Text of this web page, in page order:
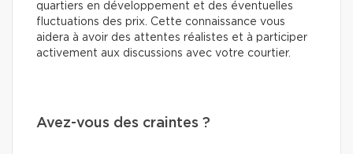
quartiers en développement et des éventuelles
fluctuations des prix. Cette connaissance vous
aidera à avoir des attentes réalistes et à participer
activement aux discussions avec votre courtier.
Avez-vous des craintes ?